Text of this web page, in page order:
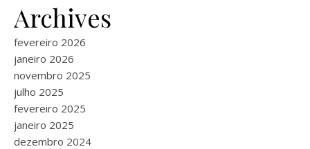
Archives
fevereiro 2026
janeiro 2026
novembro 2025
julho 2025
fevereiro 2025
janeiro 2025
dezembro 2024